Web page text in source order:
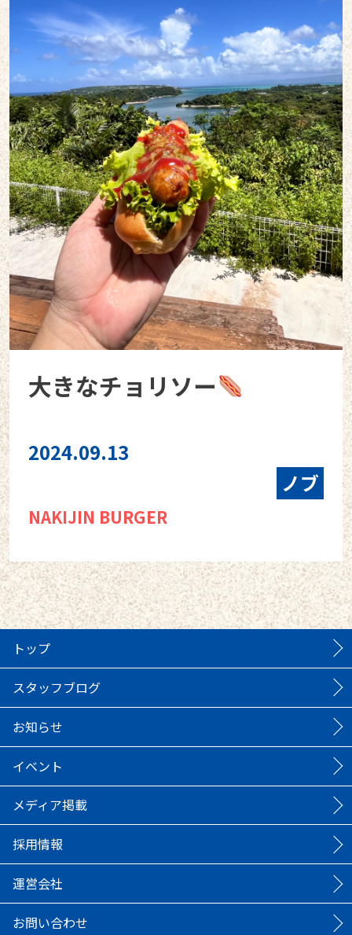
大きなチョリソー
2024.09.13
ノブ
NAKIJIN BURGER
トップ
スタッフブログ
お知らせ
イベント
メディア掲載
採用情報
運営会社
お問い合わせ